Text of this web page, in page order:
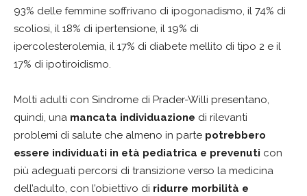
93% delle femmine soffrivano di ipogonadismo, il 74% di
scoliosi, il 18% di ipertensione, il 19% di
ipercolesterolemia, il 17% di diabete mellito di tipo 2 e il
17% di ipotiroidismo.
Molti adulti con Sindrome di Prader-Willi presentano,
quindi, una mancata individuazione di rilevanti
problemi di salute che almeno in parte potrebbero
essere individuati in età pediatrica e prevenuti con
più adeguati percorsi di transizione verso la medicina
dell’adulto, con l’obiettivo di ridurre morbilità e